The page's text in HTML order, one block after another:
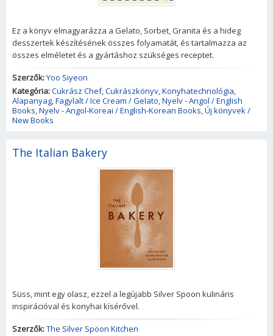
Ez a könyv elmagyarázza a Gelato, Sorbet, Granita és a hideg
desszertek készítésének összes folyamatát, és tartalmazza az
összes elméletet és a gyártáshoz szükséges receptet.
Szerzők:Yoo Siyeon
Kategória:Cukrász Chef,Cukrászkönyv,Konyhatechnológia,
Alapanyag,Fagylalt / Ice Cream / Gelato,Nyelv - Angol / English
Books,Nyelv - Angol-Koreai / English-Korean Books,Új könyvek /
New Books
The Italian Bakery
Süss, mint egy olasz, ezzel a legújabb Silver Spoon kulináris
inspirációval és konyhai kísérővel.
Szerzők:The Silver Spoon Kitchen